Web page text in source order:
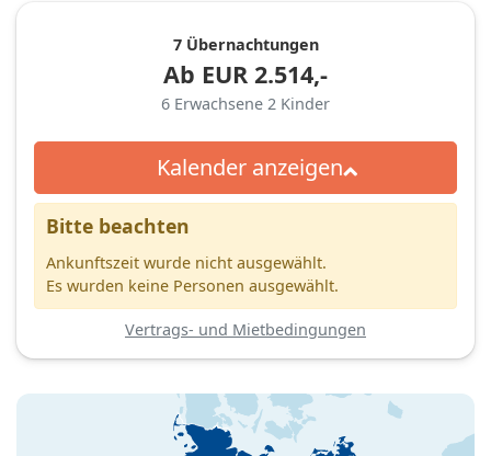
7 Übernachtungen
Ab EUR 2.514,-
6 Erwachsene 2 Kinder
Kalender anzeigen
Bitte beachten
Ankunftszeit wurde nicht ausgewählt.
Es wurden keine Personen ausgewählt.
Vertrags- und Mietbedingungen